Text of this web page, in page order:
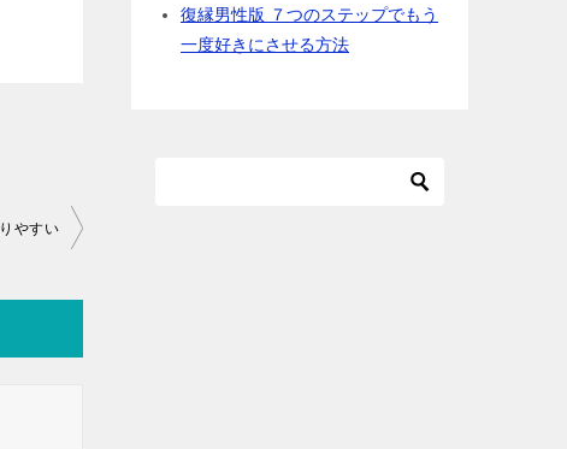
やすい
復縁男性版 ７つのステップでもう
一度好きにさせる方法